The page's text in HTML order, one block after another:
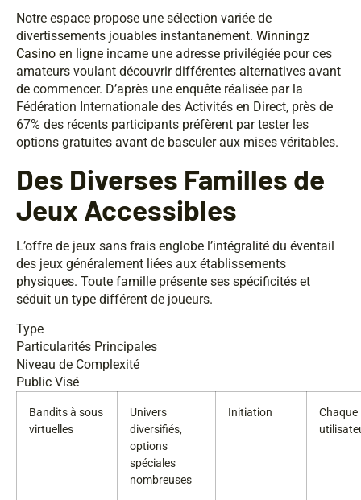
Notre espace propose une sélection variée de
divertissements jouables instantanément. Winningz
Casino en ligne incarne une adresse privilégiée pour ces
amateurs voulant découvrir différentes alternatives avant
de commencer. D’après une enquête réalisée par la
Fédération Internationale des Activités en Direct, près de
67% des récents participants préfèrent par tester les
options gratuites avant de basculer aux mises véritables.
Des Diverses Familles de
Jeux Accessibles
L’offre de jeux sans frais englobe l’intégralité du éventail
des jeux généralement liées aux établissements
physiques. Toute famille présente ses spécificités et
séduit un type différent de joueurs.
Type
Particularités Principales
Niveau de Complexité
Public Visé
Bandits à sous
virtuelles
Univers
diversifiés,
options
spéciales
nombreuses
Initiation
Chaque